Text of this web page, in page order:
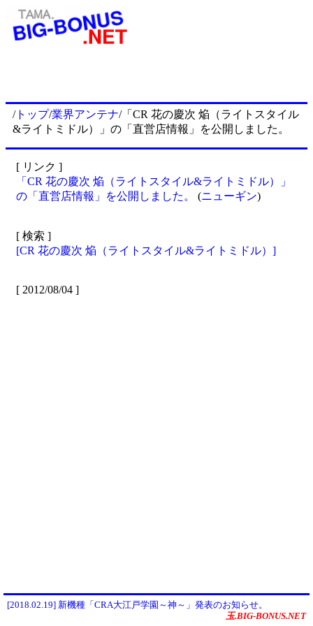
/トップ/業界アンテナ/「CR 花の慶次 焔（ライトスタイル
&ライトミドル）」の「直営店情報」を公開しました。
[ リンク ]
「CR 花の慶次 焔（ライトスタイル&ライトミドル）」
の「直営店情報」を公開しました。
(ニューギン)
[ 検索 ]
[CR 花の慶次 焔（ライトスタイル&ライトミドル）]
[ 2012/08/04 ]
[2018.02.19] 新機種「CRA大江戸学園～神～」発表のお知らせ。
玉.BIG-BONUS.NET